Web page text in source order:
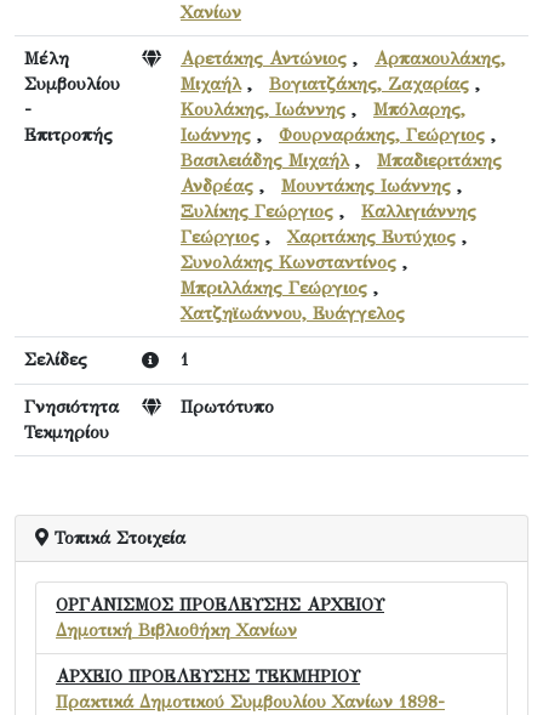
Χανίων
Μέλη
Συμβουλίου
-
Επιτροπής
Αρετάκης Αντώνιος , Αρπακουλάκης,
Μιχαήλ, Βογιατζάκης, Ζαχαρίας ,
Κουλάκης, Ιωάννης , Μπόλαρης,
Ιωάννης , Φουρναράκης, Γεώργιος ,
Βασιλειάδης Μιχαήλ, Μπαδιεριτάκης
Ανδρέας , Μουντάκης Ιωάννης ,
Ξυλίκης Γεώργιος , Καλλιγιάννης
Γεώργιος ,Χαριτάκης Ευτύχιος ,
Συνολάκης Κωνσταντίνος ,
Μπριλλάκης Γεώργιος ,
Χατζηϊωάννου, Ευάγγελος
Σελίδες 1
Γνησιότητα
Τεκμηρίου
Πρωτότυπο
Τοπικά Στοιχεία
ΟΡΓΑΝΙΣΜΟΣ ΠΡΟΕΛΕΥΣΗΣ ΑΡΧΕΙΟΥ
Δημοτική Βιβλιοθήκη Χανίων
ΑΡΧΕΙΟ ΠΡΟΕΛΕΥΣΗΣ ΤΕΚΜΗΡΙΟΥ
Πρακτικά Δημοτικού Συμβουλίου Χανίων 1898-